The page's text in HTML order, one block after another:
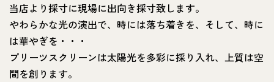
当店より採寸に現場に出向き採寸致します。
やわらかな光の演出で、時には落ち着きを、そして、時に
は華やぎを・・・
プリーツスクリーンは太陽光を多彩に採り入れ、上質は空
間を創ります。